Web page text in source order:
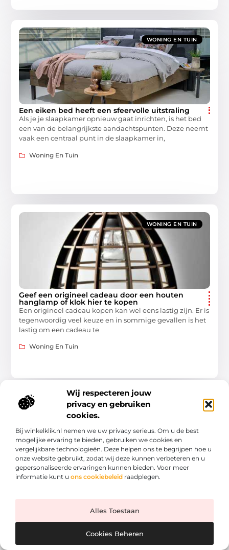
Wij respecteren jouw
privacy en gebruiken
cookies.
Bij winkelklik.nl nemen we uw privacy serieus. Om u de best
mogelijke ervaring te bieden, gebruiken we cookies en
vergelijkbare technologieën. Deze helpen ons te begrijpen hoe u
onze website gebruikt, zodat wij deze kunnen verbeteren en u
gepersonaliseerde ervaringen kunnen bieden. Voor meer
informatie kunt u ons cookiebeleid raadplegen.
Alles Toestaan
Cookies Beheren
WONING EN TUIN
Een eiken bed heeft een sfeervolle uitstraling
Als je je slaapkamer opnieuw gaat inrichten, is het bed
een van de belangrijkste aandachtspunten. Deze neemt
vaak een centraal punt in de slaapkamer in,
Woning En Tuin
WONING EN TUIN
Geef een origineel cadeau door een houten
hanglamp of klok hier te kopen
Een origineel cadeau kopen kan wel eens lastig zijn. Er is
tegenwoordig veel keuze en in sommige gevallen is het
lastig om een cadeau te
Woning En Tuin
over alles wat jouw dagelijks leven net even makkelijker of